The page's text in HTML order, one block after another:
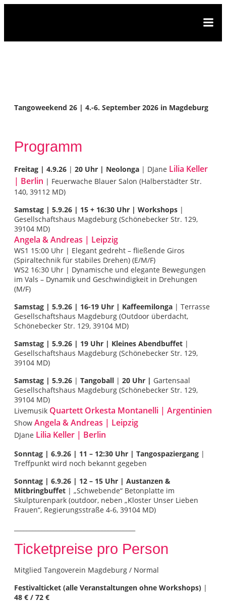
Tangoweekend 26 | 4.-6. September 2026 in Magdeburg
Programm
Freitag | 4.9.26 | 20 Uhr | Neolonga | DJane Lilia Keller
| Berlin | Feuerwache Blauer Salon (Halberstädter Str.
140, 39112 MD)
Samstag | 5.9.26 | 15 + 16:30 Uhr | Workshops |
Gesellschaftshaus Magdeburg (Schönebecker Str. 129,
39104 MD)
Angela & Andreas | Leipzig
WS1 15:00 Uhr | Elegant gedreht – fließende Giros
(Spiraltechnik für stabiles Drehen) (E/M/F)
WS2 16:30 Uhr | Dynamische und elegante Bewegungen
im Vals – Dynamik und Geschwindigkeit in Drehungen
(M/F)
Samstag | 5.9.26 | 16-19 Uhr | Kaffeemilonga | Terrasse
Gesellschaftshaus Magdeburg (Outdoor überdacht,
Schönebecker Str. 129, 39104 MD)
Samstag | 5.9.26 | 19 Uhr | Kleines Abendbuffet |
Gesellschaftshaus Magdeburg (Schönebecker Str. 129,
39104 MD)
Samstag | 5.9.26 | Tangoball | 20 Uhr | Gartensaal
Gesellschaftshaus Magdeburg (Schönebecker Str. 129,
39104 MD)
Livemusik Quartett Orkesta Montanelli | Argentinien
Show Angela & Andreas | Leipzig
DJane Lilia Keller | Berlin
Sonntag | 6.9.26 | 11 – 12:30 Uhr | Tangospaziergang |
Treffpunkt wird noch bekannt gegeben
Sonntag | 6.9.26 | 12 – 15 Uhr | Austanzen &
Mitbringbuffet | „Schwebende“ Betonplatte im
Skulpturenpark (outdoor, neben „Kloster Unser Lieben
Frauen“, Regierungsstraße 4-6, 39104 MD)
Ticketpreise pro Person
Mitglied Tangoverein Magdeburg / Normal
Festivalticket (alle Veranstaltungen ohne Workshops) |
48 € / 72 €